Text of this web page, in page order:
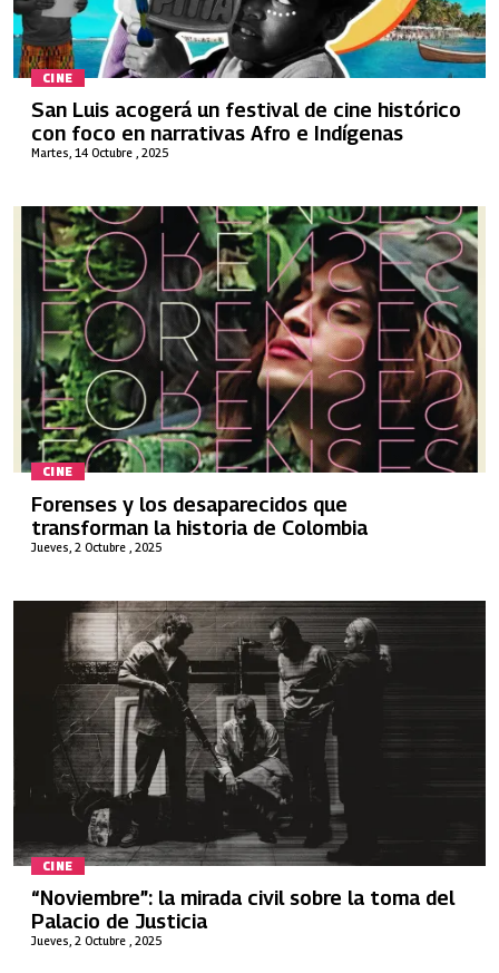
CINE
Martes, 14 Octubre , 2025
San Luis acogerá un festival de cine histórico
con foco en narrativas Afro e Indígenas
CINE
Jueves, 2 Octubre , 2025
Forenses y los desaparecidos que
transforman la historia de Colombia
CINE
Jueves, 2 Octubre , 2025
“Noviembre”: la mirada civil sobre la toma del
Palacio de Justicia